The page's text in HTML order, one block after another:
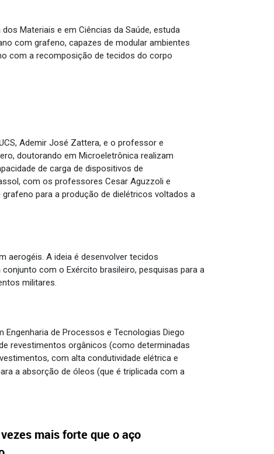
Materiais e em Ciências da Saúde, estuda
com grafeno, capazes de modular ambientes
com a recomposição de tecidos do corpo
Ademir José Zattera, e o professor e
doutorando em Microeletrônica realizam
de carga de dispositivos de
com os professores Cesar Aguzzoli e
para a produção de dielétricos voltados a
aerogéis. A ideia é desenvolver tecidos
com o Exército brasileiro, pesquisas para a
militares.
de Processos e Tecnologias Diego
revestimentos orgânicos (como determinadas
com alta condutividade elétrica e
a absorção de óleos (que é triplicada com a
mais forte que o aço